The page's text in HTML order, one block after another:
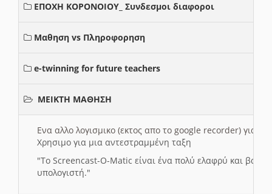
ΕΠΟΧΗ ΚΟΡΟΝΟΙΟΥ_ Συνδεσμοι διαφοροι
Μαθηση vs Πληροφορηση
e-twinning for future teachers
ΜΕΙΚΤΗ ΜΑΘΗΣΗ
Ενα αλλο λογισμικο (εκτος απο το google recorder) για
Χρησιμο για μια αντεστραμμένη ταξη
"To Screencast-O-Matic είναι ένα πολύ ελαφρύ και
υπολογιστή."